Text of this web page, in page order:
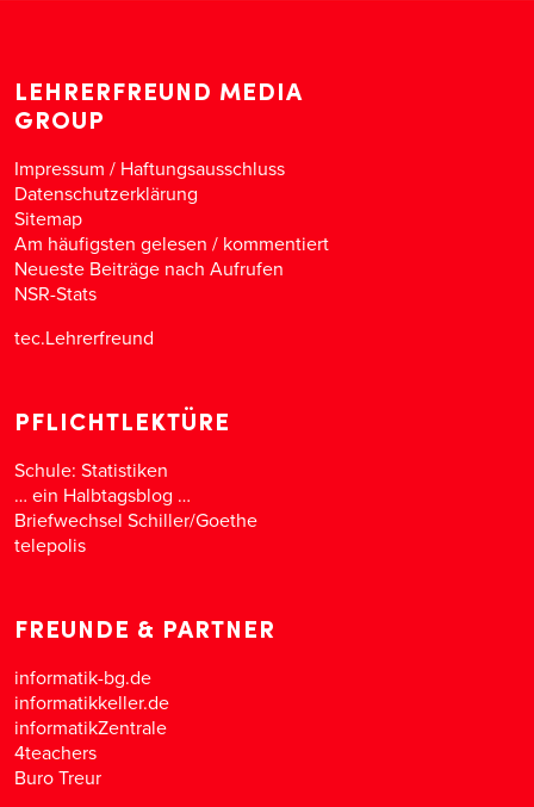
LEHRERFREUND MEDIA
GROUP
Impressum / Haftungsausschluss
Datenschutzerklärung
Sitemap
Am häufigsten gelesen / kommentiert
Neueste Beiträge nach Aufrufen
NSR-Stats
tec.Lehrerfreund
PFLICHTLEKTÜRE
Schule: Statistiken
… ein Halbtagsblog …
Briefwechsel Schiller/Goethe
telepolis
FREUNDE & PARTNER
informatik-bg.de
informatikkeller.de
informatikZentrale
4teachers
Buro Treur